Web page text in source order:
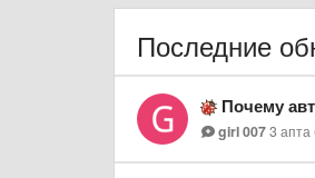
Последние
Почему
girl 0073